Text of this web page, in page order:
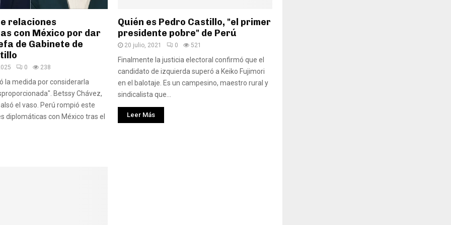
relaciones
con México por dar
de Gabinete de
0 238
la medida por considerarla
Betssy Chávez,
el vaso. Perú rompió este
diplomáticas con México tras el
Quién es Pedro Castillo, "el primer
presidente pobre" de Perú
20 julio, 2021 0 521
Finalmente la justicia electoral confirmó que el
candidato de izquierda superó a Keiko Fujimori
en el balotaje. Es un campesino, maestro rural y
sindicalista que...
Leer Más